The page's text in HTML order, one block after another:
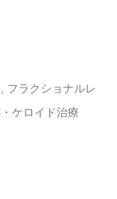
フラクショナルレ
ケロイド治療